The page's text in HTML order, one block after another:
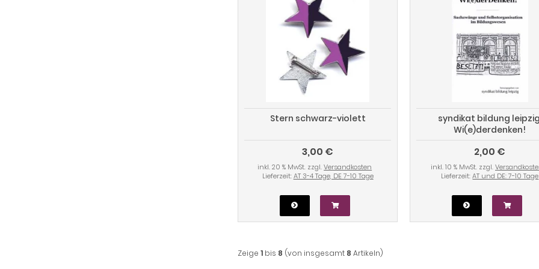
Stern schwarz-violett
3,00 €
inkl. 20 % MwSt. zzgl.Versandkosten
Lieferzeit:AT 3-4 Tage, DE 7-10 Tage
syndikat bildung
Wi(e)derdenken!
2,00 €
inkl. 10 % MwSt. zzgl.
Lieferzeit:AT und DE: 7-10 Tage
Zeige 1 bis 8 (von insgesamt 8 Artikeln)